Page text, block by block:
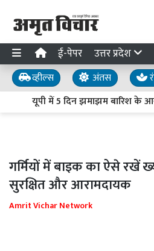
ई-पेपर उत्तर प्रदेश
व्हील्स अंतस
यूपी में 5 दिन झमाझम बारिश के
गर्मियों में बाइक का ऐसे रखें
सुरक्षित और आरामदायक
Amrit Vichar Network